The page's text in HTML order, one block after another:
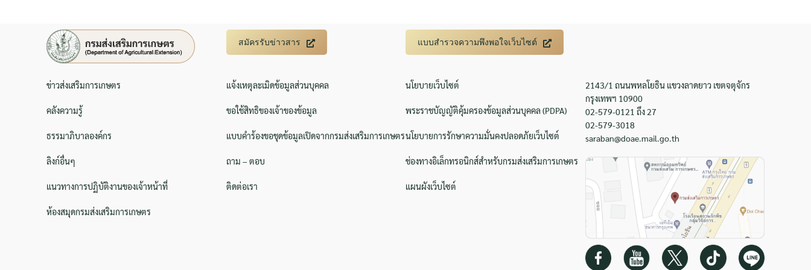
สมัครรับข่าวสาร แบบสำรวจความพึงพอใจเว็บไซต์
ข่าวส่งเสริมการเกษตร
คลังความรู้
ธรรมาภิบาลองค์กร
ลิงก์อื่นๆ
แนวทางการปฏิบัติงานของเจ้าหน้าที่
ห้องสมุดกรมส่งเสริมการเกษตร
แจ้งเหตุละเมิดข้อมูลส่วนบุคคล
ขอใช้สิทธิของเจ้าของข้อมูล
แบบคำร้องขอชุดข้อมูลเปิดจากกรมส่งเสริมการเกษตร
ถาม – ตอบ
ติดต่อเรา
นโยบายเว็บไซต์
พระราชบัญญัติคุ้มครองข้อมูลส่วนบุคคล (PDPA)
นโยบายการรักษาความมั่นคงปลอดภัยเว็บไซต์
ช่องทางอิเล็กทรอนิกส์สำหรับกรมส่งเสริมการเกษตร
แผนผังเว็บไซต์
2143/1 ถนนพหลโยธิน แขวงลาดยาว เขตจตุจักร
กรุงเทพฯ 10900
02-579-0121 ถึง 27
02-579-3018
saraban@doae.mail.go.th